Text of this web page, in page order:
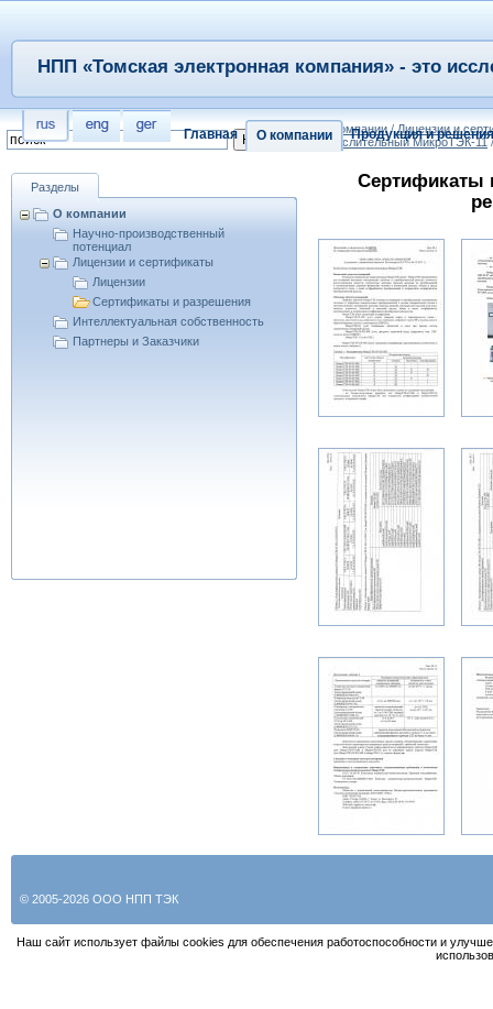
Главная О компании Продукция и решения
НПП «Томская электронная компания» - это
Разделы
О компании
Научно-производственный
потенциал
Лицензии и сертификаты
Лицензии
Сертификаты и разрешения
Интеллектуальная собственность
Партнеры и Заказчики
О компании/Лицензии и
вычислительный МикроТЭК-11
Сертификаты
© 2005-2026 ООО НПП ТЭК
Наш сайт использует файлы cookies для обеспечения работоспособности и